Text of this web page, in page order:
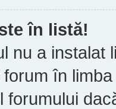
în listă!
nu a instalat
în
forumului